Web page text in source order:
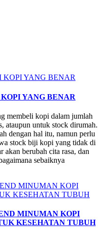
YANG BENAR
membeli kopi dalam jumlah
ataupun untuk stock dirumah.
dengan hal itu, namun perlu
stock biji kopi yang tidak di
akan berubah cita rasa, dan
sebaiknya
MINUMAN KOPI
KESEHATAN TUBUH